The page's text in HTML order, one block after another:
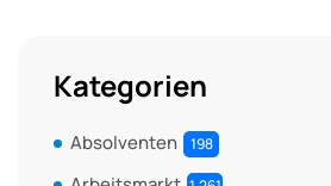
Kategorien
Absolventen 198